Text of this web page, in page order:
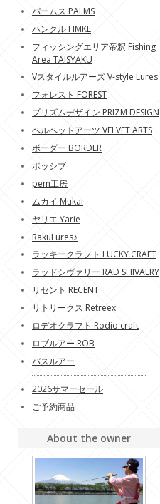
パームス PALMS
ハンクル HMKL
フィッシングエリア帝釈 Fishing
Area TAISYAKU
Vスタイルルアーズ V-style Lures
フォレスト FOREST
プリズムデザイン PRIZM DESIGN
ベルベットアーツ VELVET ARTS
ボーダー BORDER
ポッシブ
pem工房
ムカイ Mukai
ヤリエ Yarie
RakuLures♪
ラッキークラフト LUCKY CRAFT
ラッドシヴァリー RAD SHIVALRY
リセント RECENT
リトリークス Retreex
ロデオクラフト Rodio craft
ロブルアー ROB
バスルアー
2026サマーセール
ご予約商品
About the owner